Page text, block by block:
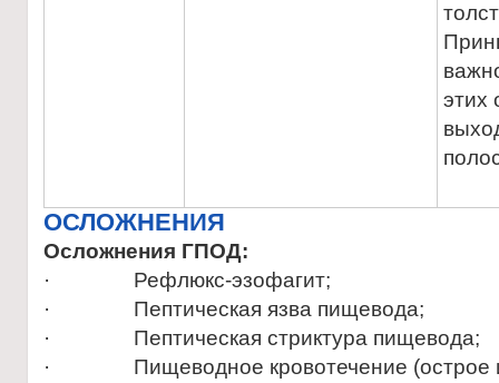
этих
ОСЛОЖНЕНИЯ
Осложнения ГПОД:
· Рефлюкс-эзофагит;
· Пептическая язва пищевода;
· Пептическая стриктура пищевода;
· Пищеводное кровотечение (острое